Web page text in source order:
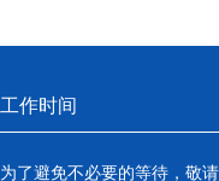
工作时间
为了避免不必要的等待，敬